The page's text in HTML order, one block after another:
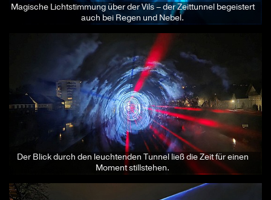
Magische Lichtstimmung über der Vils – der Zeittunnel begeistert
auch bei Regen und Nebel.
Der Blick durch den leuchtenden Tunnel ließ die Zeit für einen
Moment stillstehen.